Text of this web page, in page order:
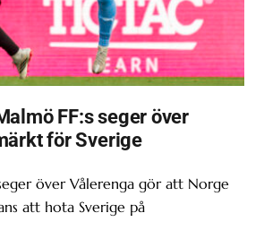
FF:s seger över
för Sverige
seger över Vålerenga gör att Norge
att hota Sverige på